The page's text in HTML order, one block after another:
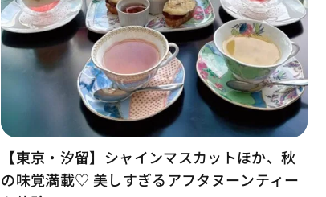
【東京・汐留】シャインマスカットほか、秋
の味覚満載♡ 美しすぎるアフタヌーンティー